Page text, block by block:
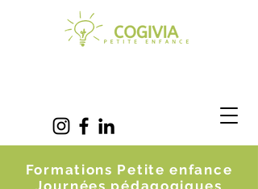
Formations Petite enfance
Journées pédagogiques